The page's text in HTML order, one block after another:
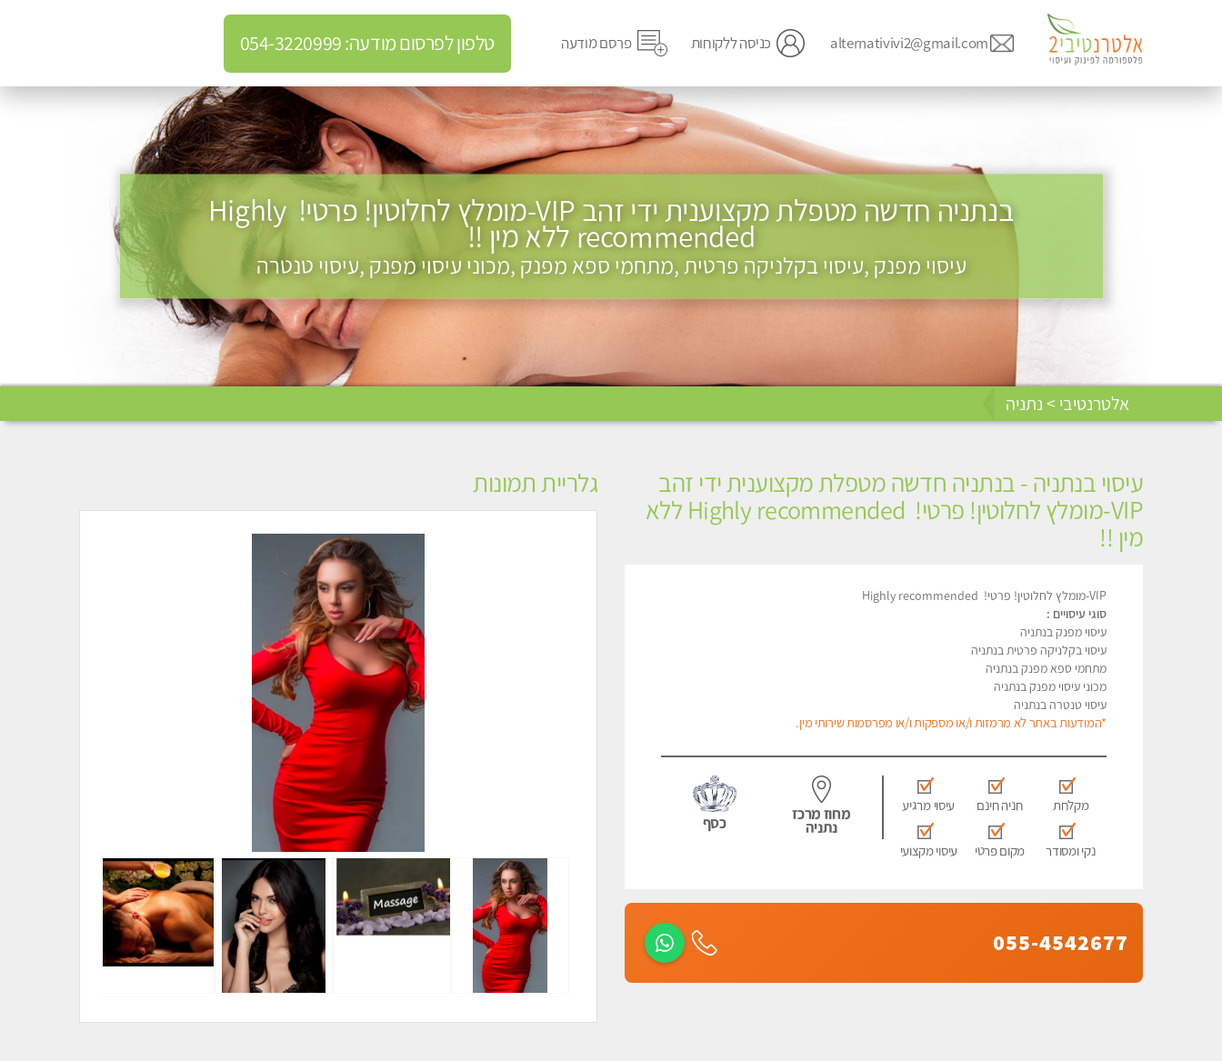
alternativivi2@gmail.com כניסה ללקוחות פרסם מודעה טלפון לפרסום מודעה: 054-3220999
בנתניה חדשה מטפלת מקצוענית ידי זהב VIP-מומלץ לחלוטין! פרטי! ​​​​​​ Highly
recommended ללא מין !!
עיסוי מפנק ,עיסוי בקלניקה פרטית ,מתחמי ספא מפנק ,מכוני עיסוי מפנק ,עיסוי טנטרה
אלטרנטיבי > נתניה
עיסוי בנתניה - בנתניה חדשה מטפלת מקצוענית ידי זהב
VIP-מומלץ לחלוטין! פרטי! ​​​​​​ Highly recommended ללא
מין !!
VIP-מומלץ לחלוטין! פרטי! ​​​​​​ Highly recommended
סוגי עיסויים :
עיסוי מפנק בנתניה
עיסוי בקלניקה פרטית בנתניה
מתחמי ספא מפנק בנתניה
מכוני עיסוי מפנק בנתניה
עיסוי טנטרה בנתניה
*המודעות באתר לא מרמזות ו/או מספקות ו/או מפרסמות שירותי מין.
מקלחת חניה חינם עיסוי מרגיע
נקי ומסודר מקום פרטי עיסוי מקצועי
מחוז מרכז
נתניה כסף
055-4542677
גלריית תמונות